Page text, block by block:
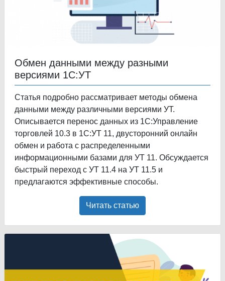
Обмен данными между разными
версиями 1С:УТ
Статья подробно рассматривает методы обмена
данными между различными версиями УТ.
Описывается перенос данных из 1С:Управление
торговлей 10.3 в 1С:УТ 11, двусторонний онлайн
обмен и работа с распределенными
информационными базами для УТ 11. Обсуждается
быстрый переход с УТ 11.4 на УТ 11.5 и
предлагаются эффективные способы.
Читать статью